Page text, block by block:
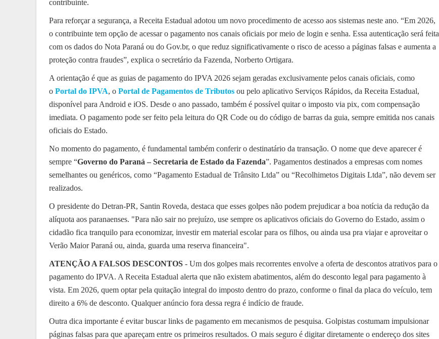
contribuinte.
Para reforçar a segurança, a Receita Estadual adotou um novo procedimento de acesso aos sistemas neste ano. “Em 2026,
o contribuinte tem opção de acessar o pagamento nos canais oficiais por meio de login e senha. Essa autenticação será feita
com os dados do Nota Paraná ou do Gov.br, o que reduz significativamente o risco de acesso a páginas falsas e aumenta a
proteção contra fraudes”, explica o secretário da Fazenda, Norberto Ortigara.
A orientação é que as guias de pagamento do IPVA 2026 sejam geradas exclusivamente pelos canais oficiais, como
o Portal do IPVA, o Portal de Pagamentos de Tributos ou pelo aplicativo Serviços Rápidos, da Receita Estadual,
disponível para Android e iOS. Desde o ano passado, também é possível quitar o imposto via pix, com compensação
imediata. O pagamento pode ser feito pela leitura do QR Code ou do código de barras da guia, sempre emitida nos canais
oficiais do Estado.
No momento do pagamento, é fundamental também conferir o destinatário da transação. O nome que deve aparecer é
sempre “Governo do Paraná – Secretaria de Estado da Fazenda”. Pagamentos destinados a empresas com nomes
semelhantes ou genéricos, como “Pagamento Estadual de Trânsito Ltda” ou “Recolhimetos Digitais Ltda”, não devem ser
realizados.
O presidente do Detran-PR, Santin Roveda, destaca que esses golpes não podem prejudicar a boa notícia da redução da
alíquota aos paranaenses. "Para não sair no prejuízo, use sempre os aplicativos oficiais do Governo do Estado, assim o
cidadão fica tranquilo para economizar, investir em material escolar para os filhos, ou ainda usa pra viajar e aproveitar o
Verão Maior Paraná ou, ainda, guarda uma reserva financeira".
ATENÇÃO A FALSOS DESCONTOS - Um dos golpes mais recorrentes envolve a oferta de descontos atrativos para o
pagamento do IPVA. A Receita Estadual alerta que não existem abatimentos, além do desconto legal para pagamento à
vista. Em 2026, quem optar pela quitação integral do imposto dentro do prazo, conforme o final da placa do veículo, tem
direito a 6% de desconto. Qualquer anúncio fora dessa regra é indício de fraude.
Outra dica importante é evitar buscar links de pagamento em mecanismos de pesquisa. Golpistas costumam impulsionar
páginas falsas para que apareçam entre os primeiros resultados. O mais seguro é digitar diretamente o endereço dos sites